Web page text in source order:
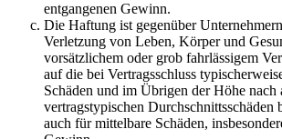
entgangenen Gewinn.
Die Haftung ist gegenüber
Verletzung von Leben, Körper und
vorsätzlichem oder grob fahrlässigem
auf die bei Vertragsschluss
Schäden und im Übrigen der Höhe nach
vertragstypischen Durchschnittsschäden
auch für mittelbare Schäden,